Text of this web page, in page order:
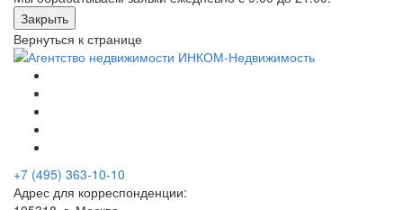
Закрыть
Вернуться к странице
+7 (495) 363-10-10
Адрес для корреспонденции: